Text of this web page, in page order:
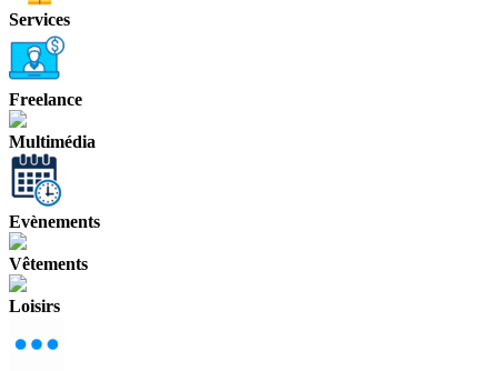
Services
Freelance
Multimédia
Evènements
Vêtements
Loisirs